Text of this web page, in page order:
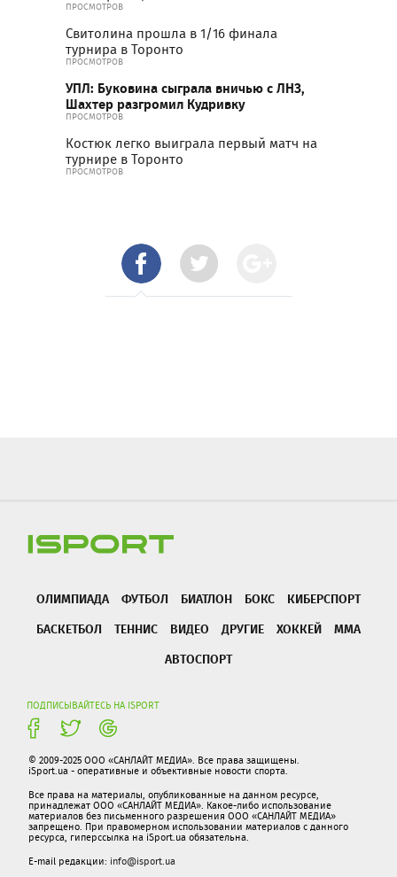
ПРОСМОТРОВ
Свитолина прошла в 1/16 финала
турнира в Торонто
ПРОСМОТРОВ
УПЛ: Буковина сыграла вничью с ЛНЗ,
Шахтер разгромил Кудривку
ПРОСМОТРОВ
Костюк легко выиграла первый матч на
турнире в Торонто
ПРОСМОТРОВ
ОЛИМПИАДА ФУТБОЛ БИАТЛОН БОКС
КИБЕРСПОРТ
БАСКЕТБОЛ
ТЕННИС ВИДЕО ДРУГИЕ ХОККЕЙ
ММА
АВТОСПОРТ
ПОДПИСЫВАЙТЕСЬ НА ISPORT
© 2009-2025 ООО «САНЛАЙТ МЕДИА». Все права защищены.
iSport.ua - оперативные и объективные новости спорта.
Все права на материалы, опубликованные на данном ресурсе,
принадлежат ООО «САНЛАЙТ МЕДИА». Какое-либо использование
материалов без письменного разрешения ООО «САНЛАЙТ МЕДИА»
запрещено. При правомерном использовании материалов с данного
ресурса, гиперссылка на iSport.ua обязательна.
E-mail редакции: info@isport.ua